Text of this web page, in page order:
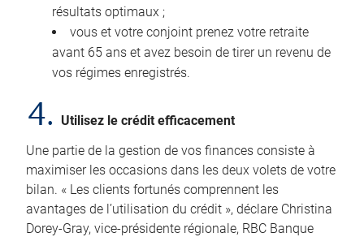
résultats optimaux ;
vous et votre conjoint prenez votre retraite
avant 65 ans et avez besoin de tirer un revenu de
vos régimes enregistrés.
4.
Utilisez le crédit efficacement
Une partie de la gestion de vos finances consiste à
maximiser les occasions dans les deux volets de votre
bilan. « Les clients fortunés comprennent les
avantages de l’utilisation du crédit », déclare Christina
Dorey-Gray, vice-présidente régionale, RBC Banque